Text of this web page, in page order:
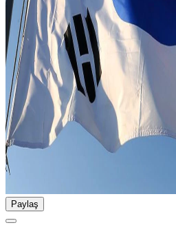
Paylaş